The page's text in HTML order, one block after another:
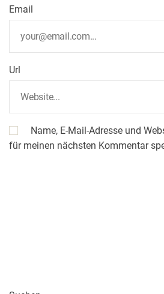
Email
Url
Name, E-Mail-Adresse und
für meinen nächsten Kommentar